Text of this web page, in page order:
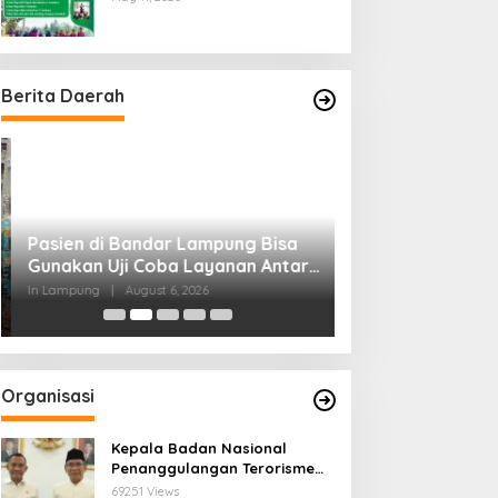
Berita Daerah
Pasien di Bandar Lampung Bisa
Gunakan Uji Coba Layanan Antar
Obat RSUDAM
In Lampung August 6, 2026
Organisasi
Kepala Badan Nasional
Penanggulangan Terorisme
Lakukan Penguatan
69251 Views